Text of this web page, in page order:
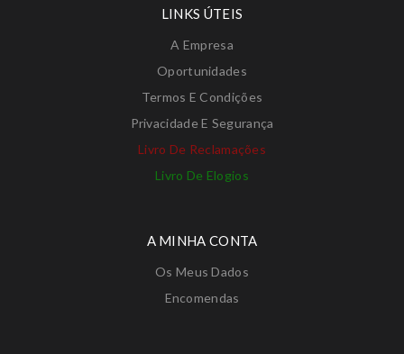
LINKS ÚTEIS
A Empresa
Oportunidades
Termos E Condições
Privacidade E Segurança
Livro De Reclamações
Livro De Elogios
A MINHA CONTA
Os Meus Dados
Encomendas